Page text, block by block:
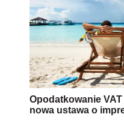
Opodatkowanie
nowa ustawa o